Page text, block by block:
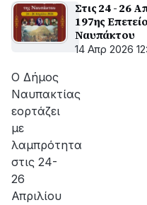
Στις 24 - 26
197ης
Ναυπάκτου
14 Απρ 2026
Ο Δήμος
Ναυπακτίας
εορτάζει
με
λαμπρότητα
στις 24-
26
Απριλίου